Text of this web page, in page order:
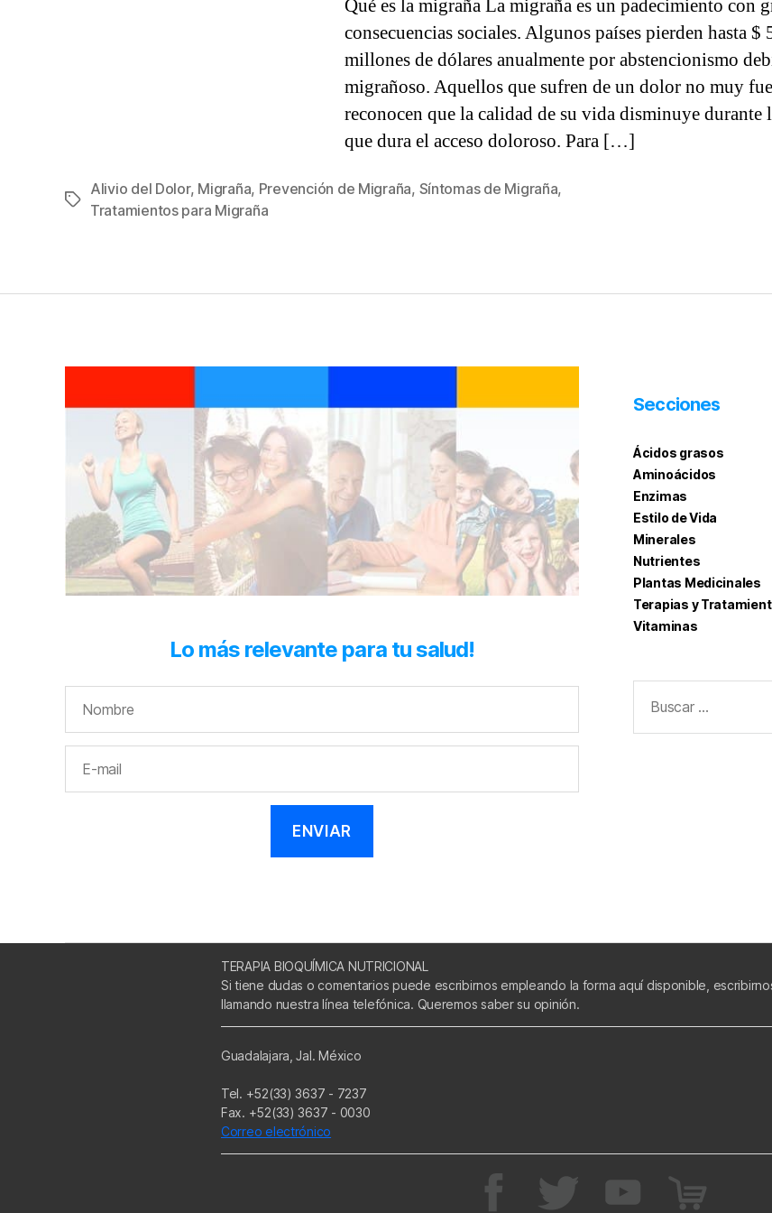
Qué es la migraña La migraña es un padecimiento con
consecuencias sociales. Algunos países pierden hasta $
millones de dólares anualmente por abstencionismo
migrañoso. Aquellos que sufren de un dolor no muy
reconocen que la calidad de su vida disminuye durante
que dura el acceso doloroso. Para […]
Etiquetas
Alivio del Dolor, Migraña, Prevención de Migraña, Síntomas de Migraña,
Tratamientos para Migraña
Lo más relevante para tu salud!
Secciones
Ácidos grasos
Aminoácidos
Enzimas
Estilo de Vida
Minerales
Nutrientes
Plantas Medicinales
Terapias y
Vitaminas
TERAPIA BIOQUÍMICA NUTRICIONAL
Si tiene dudas o comentarios puede escribirnos empleando la forma aquí disponible,
llamando nuestra línea telefónica. Queremos saber su opinión.
Guadalajara, Jal. México
Tel. +52(33) 3637 - 7237
Fax. +52(33) 3637 - 0030
Correo electrónico